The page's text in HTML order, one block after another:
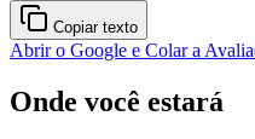
Copiar texto
Abrir o Google e Colar a
Onde você estará